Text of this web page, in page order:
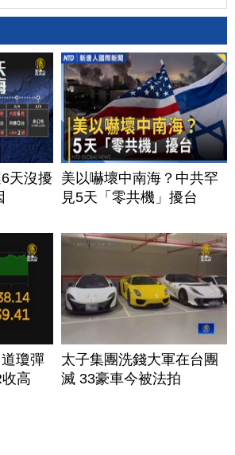
天沒擾
美以嚇壞中南海？中共罕
見5天「零共機」擾台
瓊彈
高
太子集團洗錢大軍在台團
滅 33豪車今被法拍